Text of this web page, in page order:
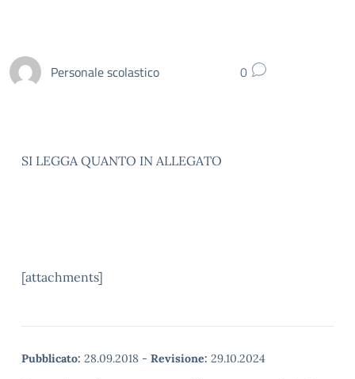
Personale scolastico 0
SI LEGGA QUANTO IN ALLEGATO
[attachments]
Pubblicato: 28.09.2018 - Revisione: 29.10.2024